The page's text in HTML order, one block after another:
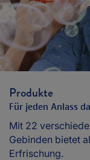
Produkte
Für jeden Anlass
Mit 22
Gebinden bietet
Erfrischung.